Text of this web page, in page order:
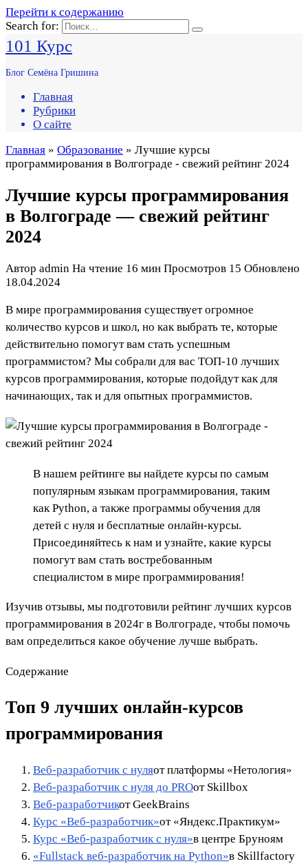
Перейти к содержанию
Search for:
101 Курс
Блог Семёна Гришина
Главная
Рубрики
О сайте
Главная » Образование » Лучшие курсы
программирования в Волгограде - свежий рейтинг 2024
Лучшие курсы программирования
в Волгограде — свежий рейтинг
2024
Автор admin На чтение 16 мин Просмотров 15 Обновлено
18.04.2024
В мире программирования существует огромное
количество курсов и школ, но как выбрать те, которые
действительно помогут вам стать успешным
программистом? Мы собрали для вас ТОП-10 лучших
курсов программирования, которые подойдут как для
начинающих, так и для опытных программистов.
В нашем рейтинге вы найдете курсы по самым
популярным языкам программирования, таким
как Python, а также программы обучения для
детей с нуля и бесплатные онлайн-курсы.
Присоединяйтесь к нам и узнайте, какие курсы
помогут вам стать востребованным
специалистом в мире программирования!
Изучив отзывы, мы подготовили рейтинг лучших курсов
программирования в 2024г в Волгограде, чтобы помочь
вам определиться какое обучение лучше выбрать.
Содержание
Топ 9 лучших онлайн-курсов
программирования
Веб-разработчик с нуляот платформы «Нетология»
Веб-разработчик с нуля до PROот Skillbox
Веб-разработчикот GeekBrains
Курс «Веб‑разработчик»от «Яндекс.Практикум»
Курс «Веб-разработчик с нуля»в центре Бруноям
«Fullstack веб-разработчик на Python»в Skillfactory